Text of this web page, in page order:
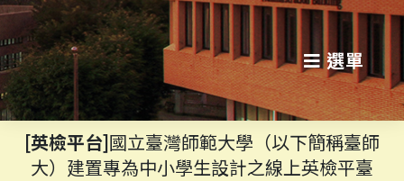
跳
轉
至
主
選單
[英檢平台]國立臺灣師範大學（以下簡稱臺師
大）建置專為中小學生設計之線上英檢平臺